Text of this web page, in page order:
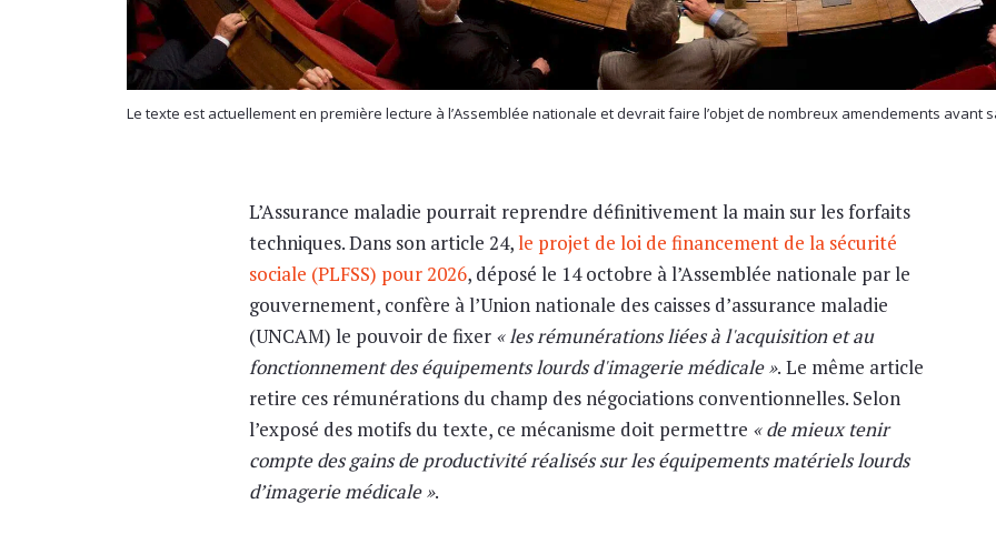
Le texte est actuellement en première lecture à l’Assemblée nationale et devrait faire l’objet de nombreux amendements avant
L’Assurance maladie pourrait reprendre définitivement la main sur les forfaits
techniques. Dans son article 24,le projet de loi de financement de la sécurité
sociale (PLFSS) pour 2026, déposé le 14 octobre à l’Assemblée nationale par le
gouvernement, confère à l’Union nationale des caisses d’assurance maladie
(UNCAM) le pouvoir de fixer « les rémunérations liées à l'acquisition et au
fonctionnement des équipements lourds d'imagerie médicale ». Le même article
retire ces rémunérations du champ des négociations conventionnelles. Selon
l’exposé des motifs du texte, ce mécanisme doit permettre « de mieux tenir
compte des gains de productivité réalisés sur les équipements matériels lourds
d’imagerie médicale ».